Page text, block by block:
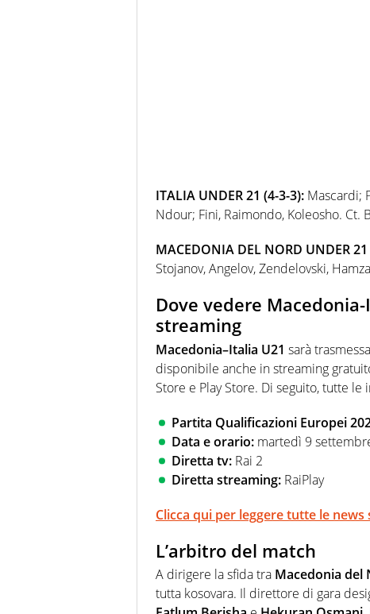
ITALIA UNDER 21 (4-3-3): Mascardi;
Ndour; Fini, Raimondo, Koleosho. Ct.
MACEDONIA DEL NORD UNDER
Stojanov, Angelov, Zendelovski,
Dove vedere
streaming
Macedonia–Italia U21 sarà
disponibile anche in streaming
Store e Play Store. Di seguito, tutte le
Partita Qualificazioni Europei
Data e orario: martedì 9
Diretta tv: Rai 2
Diretta streaming: RaiPlay
Clicca qui per leggere tutte le news
L’arbitro del match
A dirigere la sfida tra Macedonia del
tutta kosovara. Il direttore di gara